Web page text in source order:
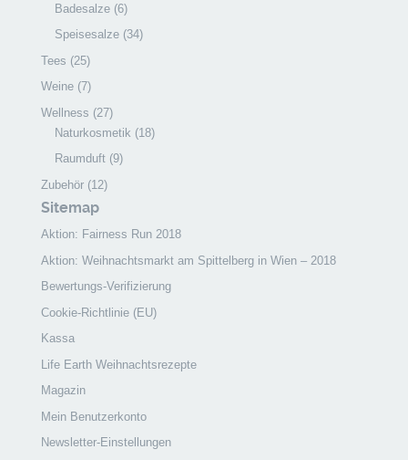
Badesalze (6)
Speisesalze (34)
Tees (25)
Weine (7)
Wellness (27)
Naturkosmetik (18)
Raumduft (9)
Zubehör (12)
Sitemap
Aktion: Fairness Run 2018
Aktion: Weihnachtsmarkt am Spittelberg in Wien – 2018
Bewertungs-Verifizierung
Cookie-Richtlinie (EU)
Kassa
Life Earth Weihnachtsrezepte
Magazin
Mein Benutzerkonto
Newsletter-Einstellungen